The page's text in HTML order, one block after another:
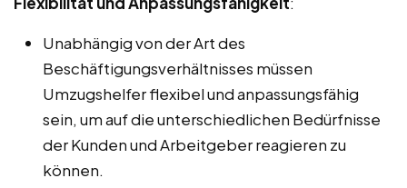
Unabhängig von der Art des
Beschäftigungsverhältnisses müssen
Umzugshelfer flexibel und anpassungsfähig
sein, um auf die unterschiedlichen Bedürfnisse
der Kunden und Arbeitgeber reagieren zu
können.